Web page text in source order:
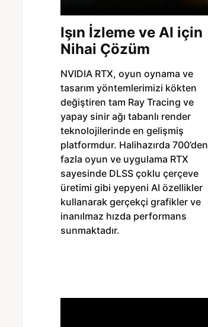
Işın İzleme ve AI için
Nihai Çözüm
NVIDIA RTX, oyun oynama ve
tasarım yöntemlerimizi kökten
değiştiren tam Ray Tracing ve
yapay sinir ağı tabanlı render
teknolojilerinde en gelişmiş
platformdur. Halihazırda 700’den
fazla oyun ve uygulama RTX
sayesinde DLSS çoklu çerçeve
üretimi gibi yepyeni AI özellikler
kullanarak gerçekçi grafikler ve
inanılmaz hızda performans
sunmaktadır.